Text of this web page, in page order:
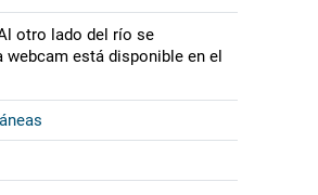
otro lado del río se
está disponible en el